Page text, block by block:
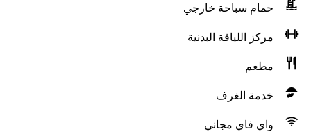
حمام سباحة خارجي
مركز اللياقة البدنية
مطعم
خدمة الغرف
واي فاي مجاني